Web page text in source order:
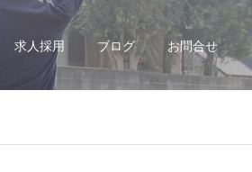
求人採用 ブログ お問合せ